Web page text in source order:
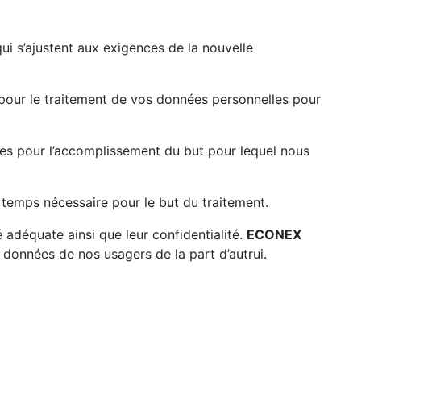
s’ajustent aux exigences de la nouvelle
le traitement de vos données personnelles pour
pour l’accomplissement du but pour lequel nous
nécessaire pour le but du traitement.
ainsi que leur confidentialité. ECONEX
de nos usagers de la part d’autrui.